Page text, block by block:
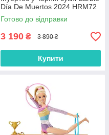
Día De Muertos 2024 HRM72
Готово до відправки
3 190 ₴ 3 890 ₴
Купити